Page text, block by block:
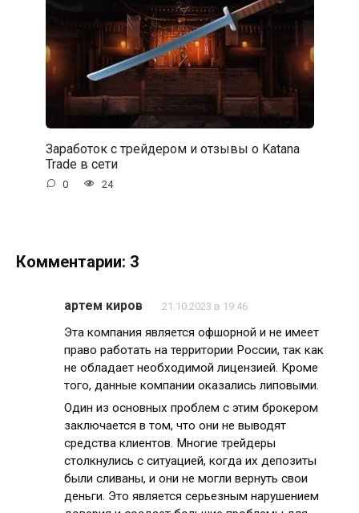
Заработок с трейдером и отзывы о Katana
Trade в сети
0 24
Комментарии: 3
артем киров 21.10.2023 в 19:46
Эта компания является офшорной и не имеет
право работать на территории России, так как
не обладает необходимой лицензией. Кроме
того, данные компании оказались липовыми.
Один из основных проблем с этим брокером
заключается в том, что они не выводят
средства клиентов. Многие трейдеры
столкнулись с ситуацией, когда их депозиты
были сливаны, и они не могли вернуть свои
деньги. Это является серьезным нарушением